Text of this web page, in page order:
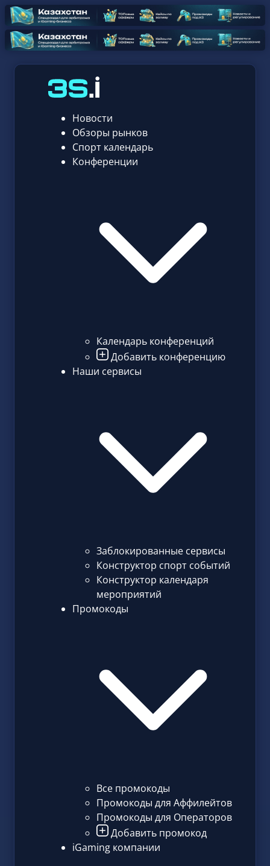
Новости
Обзоры рынков
Спорт календарь
Конференции
Календарь конференций
Добавить конференцию
Наши сервисы
Заблокированные сервисы
Конструктор спорт событий
Конструктор календаря
мероприятий
Промокоды
Все промокоды
Промокоды для Аффилейтов
Промокоды для Операторов
Добавить промокод
iGaming компании